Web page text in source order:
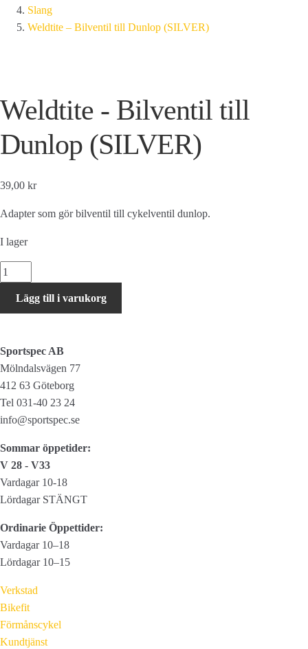
Slang
Weldtite – Bilventil till Dunlop (SILVER)
Weldtite - Bilventil till
Dunlop (SILVER)
39,00 kr
Adapter som gör bilventil till cykelventil dunlop.
I lager
Weldtite
-
Bilventil
(SILVER)
mängd
Lägg till i varukorg
Sportspec AB
Mölndalsvägen 77
412 63 Göteborg
Tel 031-40 23 24
info@sportspec.se
Sommar öppetider:
V 28 - V33
Vardagar 10-18
Lördagar STÄNGT
Ordinarie Öppettider:
Vardagar 10–18
Lördagar 10–15
Verkstad
Bikefit
Förmånscykel
Kundtjänst